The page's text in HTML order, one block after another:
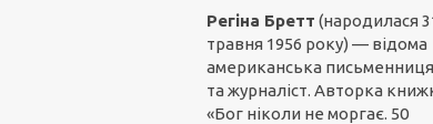
Регіна Бретт (народилася
травня 1956 року) — відома
американська письменниця
та журналіст. Авторка
«Бог ніколи не моргає. 50